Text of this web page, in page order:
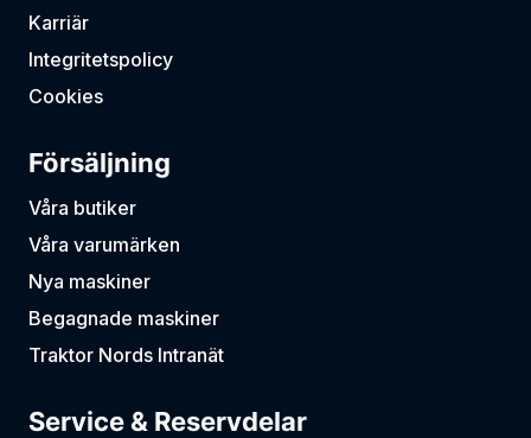
Karriär
Integritetspolicy
Cookies
Försäljning
Våra butiker
Våra varumärken
Nya maskiner
Begagnade maskiner
Traktor Nords Intranät
Service & Reservdelar